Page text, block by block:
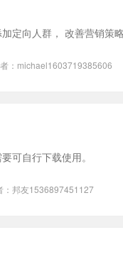
定向人群， 改善营销策
： michael1603719385606
可自行下载使用。
邦友1536897451127